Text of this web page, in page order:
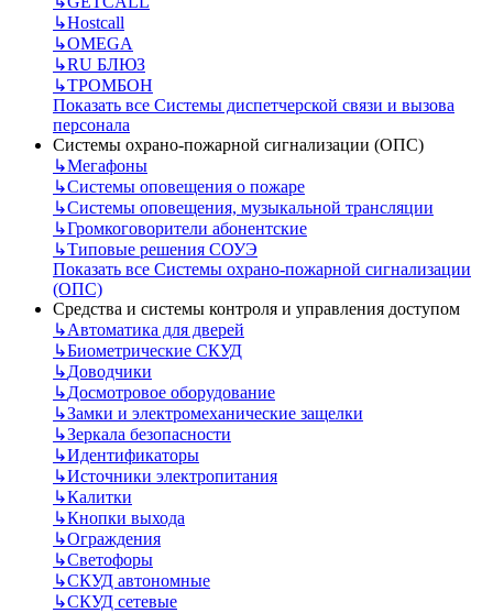
↳Hostcall
↳OMEGA
↳RU БЛЮЗ
↳ТРОМБОН
Показать все Системы диспетчерской связи и вызова
персонала
Системы охрано-пожарной сигнализации (ОПС)
↳Мегафоны
↳Системы оповещения о пожаре
↳Системы оповещения, музыкальной трансляции
↳Громкоговорители абонентские
↳Типовые решения СОУЭ
Показать все Системы охрано-пожарной сигнализации
(ОПС)
Средства и системы контроля и управления доступом
↳Автоматика для дверей
↳Биометрические СКУД
↳Доводчики
↳Досмотровое оборудование
↳Замки и электромеханические защелки
↳Зеркала безопасности
↳Идентификаторы
↳Источники электропитания
↳Калитки
↳Кнопки выхода
↳Ограждения
↳Светофоры
↳СКУД автономные
↳СКУД сетевые